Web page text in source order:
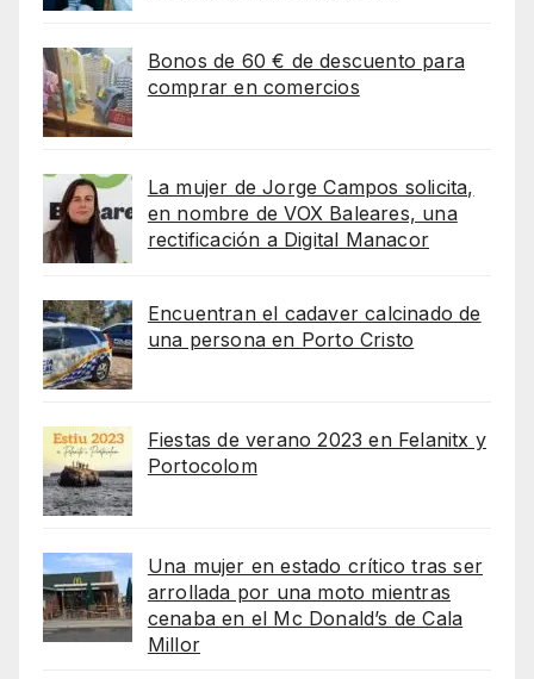
Bonos de 60 € de descuento para
comprar en comercios
La mujer de Jorge Campos solicita,
en nombre de VOX Baleares, una
rectificación a Digital Manacor
Encuentran el cadaver calcinado de
una persona en Porto Cristo
Fiestas de verano 2023 en Felanitx y
Portocolom
Una mujer en estado crítico tras ser
arrollada por una moto mientras
cenaba en el Mc Donald’s de Cala
Millor